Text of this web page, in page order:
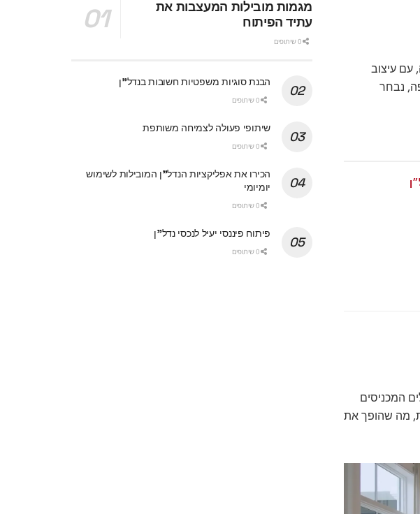
עם עיצוב
נבחר
המכניסים
מה שהופך את
מגמות מובילות המעצבות את
עתיד הפיתוח
הבנת סוגיות משפטיות חשובות בנדל"ן
שיתופי פעולה לצמיחה משותפת
הכירו את אפליקציות הנדל"ן המובילות לשימוש
יומיומי
פיתוח פיננסי יעיל לנכסי נדל"ן